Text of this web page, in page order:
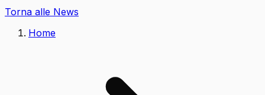
Torna alle News
Home